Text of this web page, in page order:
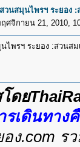
นสมุนไพรฯ ระยอง
ศจิกายน 21, 2010,
ไพรฯ ระยอง :สวนส
ดย
รเดินทาง
อง.com